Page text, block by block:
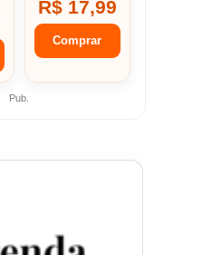
R$ 17,99
Comprar
Pub.